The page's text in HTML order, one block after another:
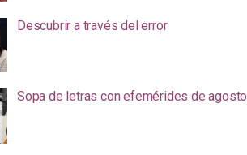
Descubrir a través del error
Sopa de letras con efemérides de agosto